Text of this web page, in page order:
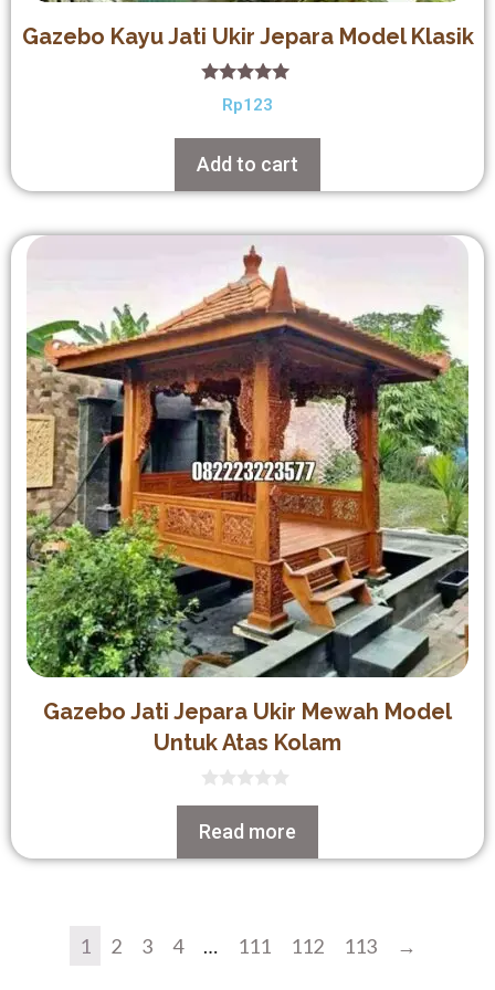
Gazebo Kayu Jati Ukir Jepara Model Klasik
5.00
out of 5
Rp123
Add to cart
Gazebo Jati Jepara Ukir Mewah Model
Untuk Atas Kolam
0
of
Read more
1 2 3 4 … 111 112 113 →